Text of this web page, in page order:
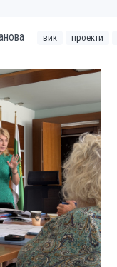
вик проекти